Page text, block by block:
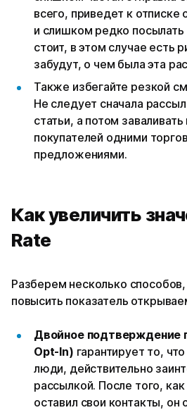
всего, приведет к отписке
и слишком редко
стоит, в этом случае есть
забудут, о чем была эта
Также избегайте резкой
Не следует сначала
статьи, а потом
покупателей одними
предложениями.
Как увеличить
Rate
Разберем несколько
повысить показатель
Двойное подтверждение
Opt-In) гарантирует то,
люди, действительно
рассылкой. После того,
оставил свои контакты, он